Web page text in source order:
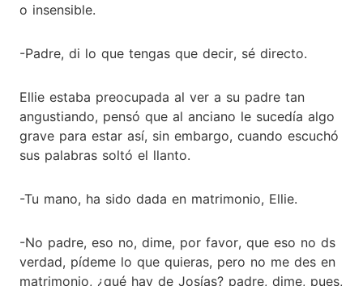
o insensible.
-Padre, di lo que tengas que decir, sé directo.
Ellie estaba preocupada al ver a su padre tan
angustiando, pensó que al anciano le sucedía algo
grave para estar así, sin embargo, cuando escuchó
sus palabras soltó el llanto.
-Tu mano, ha sido dada en matrimonio, Ellie.
-No padre, eso no, dime, por favor, que eso no ds
verdad, pídeme lo que quieras, pero no me des en
matrimonio, ¿qué hay de Josías? padre, dime, pues,